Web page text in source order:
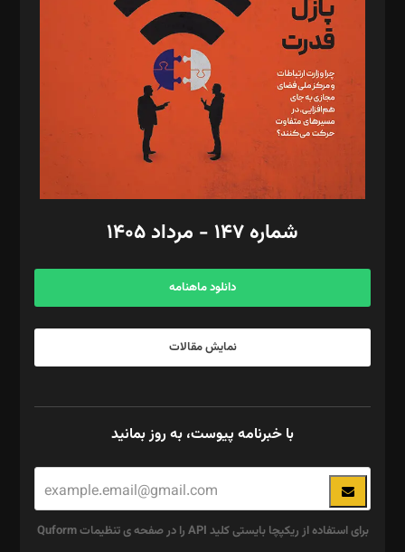
مصطفی مسجدی آرانی، ابوالفضل رجبی، زهرا فکرانه، فائزه فتحی
رستمی،مصطفی باستان
ویرایش: نگار استاد‌‌آقا
طراح یونیفرم: مجید توکلی
فیلمبرداری و عکاسی: امیر شفیعی، مانی لطفی زاده
گرافیک و صفحه‌آرایی: سید‌سبحان‌علی ثابت
مد‌یر توسعه تجاری: کامبیز برید‌
امور مالی: شاپور رهبری، محمد‌ کاظمی‌نیا
آگهی و مشترکین: ۰۹۱۹۹۹۹۰۴۵۴
شماره ۱۴۷ - مرداد ۱۴۰۵
دانلود ماهنامه
نمایش مقالات
با خبرنامه پیوست، به روز بمانید
برای استفاده از ریکپچا بایستی کلید API را در صفحه ی تنظیمات Quform